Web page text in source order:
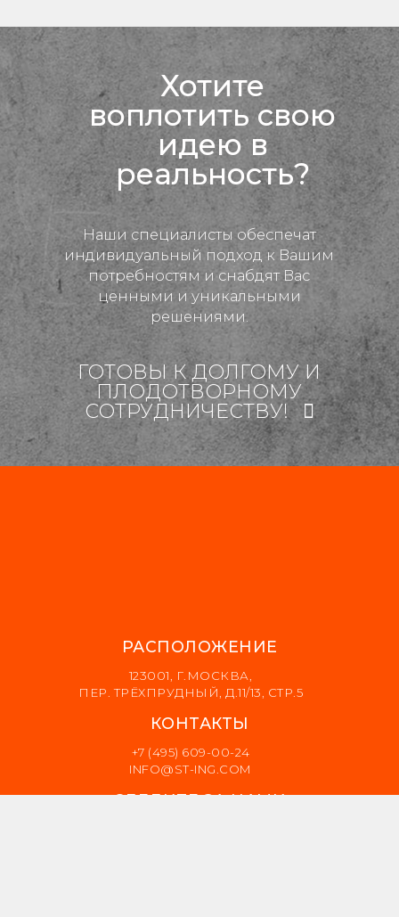
Хотите
воплотить свою
идею в
реальность?
Наши специалисты обеспечат
индивидуальный подход к Вашим
потребностям и снабдят Вас
ценными и уникальными
решениями.
ГОТОВЫ К ДОЛГОМУ И
ПЛОДОТВОРНОМУ
СОТРУДНИЧЕСТВУ!
РАСПОЛОЖЕНИЕ
123001, Г.МОСКВА,
ПЕР. ТРЁХПРУДНЫЙ, Д.11/13, СТР.5
КОНТАКТЫ
+7 (495) 609-00-24
INFO@ST-ING.COM
СЛЕДИТЕ ЗА НАМИ